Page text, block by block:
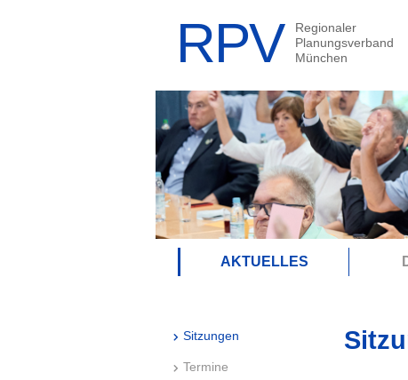
AKTUELLES
Sitzungen
Termine